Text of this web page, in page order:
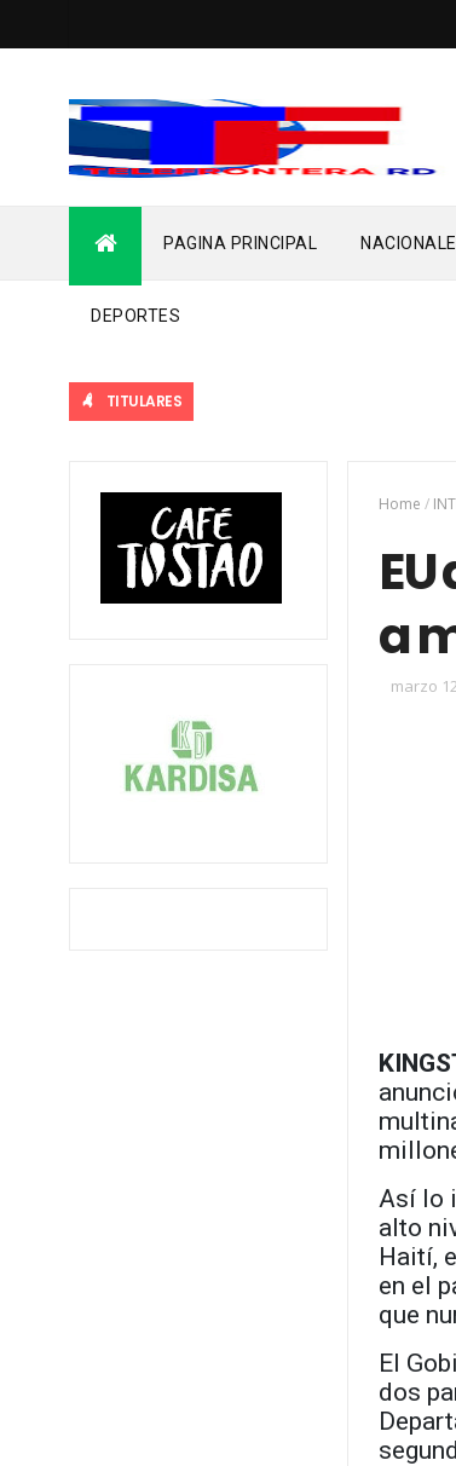
PAGINA PRINCIPAL
DEPORTES
TITULARES
Home /
a
marzo
Así lo
alto
Haití,
en el
que
El
dos